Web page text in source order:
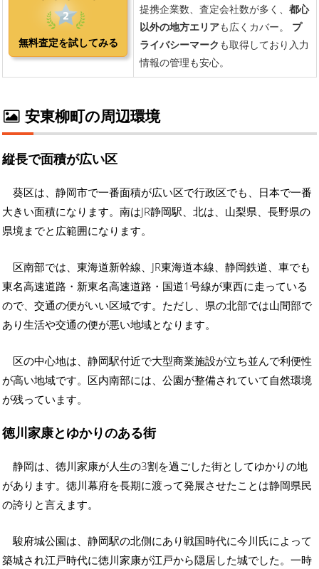
安東柳町の周辺環境
縦長で面積が広い区
葵区は、静岡市で一番面積が広い区で行政区でも、日本で一番
大きい面積になります。南はJR静岡駅、北は、山梨県、長野県の
県境までと広範囲になります。
区南部では、東海道新幹線、JR東海道本線、静岡鉄道、車でも
東名高速道路・新東名高速道路・国道1号線が東西に走っている
ので、交通の便がいい区域です。ただし、県の北部では山間部で
あり生活や交通の便が悪い地域となります。
区の中心地は、静岡駅付近で大型商業施設が立ち並んで利便性
が高い地域です。区内南部には、公園が整備されていて自然環境
が残っています。
徳川家康とゆかりのある街
静岡は、徳川家康が人生の3割を過ごした街としてゆかりの地
があります。徳川幕府を長期に渡って発展させたことは静岡県民
の誇りと言えます。
駿府城公園は、静岡駅の北側にあり戦国時代に今川氏によって
築城され江戸時代に徳川家康が江戸から隠居した城でした。一時